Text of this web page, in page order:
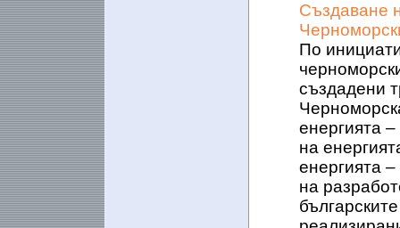
Създаване
По
създадени
енергията
на
енергията
на